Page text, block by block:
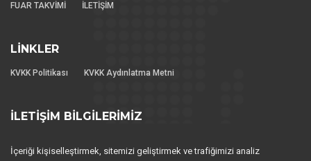
FUAR TAKVİMİ
İLETİŞİM
LİNKLER
KVKK Politikası KVKK Aydınlatma Metni
İLETİŞİM BİLGİLERİMİZ
FL FUAR LOJİSTİK HİZMETLERİ TAŞIMACILIK LTD.ŞTİ..
İçeriği kişiselleştirmek, sitemizi geliştirmek ve trafiğimizi analiz